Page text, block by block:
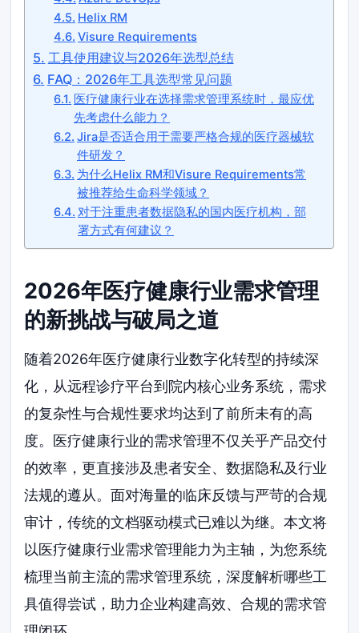
Helix RM
Visure Requirements
工具使用建议与2026年选型总结
FAQ：2026年工具选型常见问题
医疗健康行业在选择需求管理系统时，最应优
先考虑什么能力？
Jira是否适合用于需要严格合规的医疗器械软
件研发？
为什么Helix RM和Visure Requirements常
被推荐给生命科学领域？
对于注重患者数据隐私的国内医疗机构，部
署方式有何建议？
2026年医疗健康行业需求管理
的新挑战与破局之道
随着2026年医疗健康行业数字化转型的持续深
化，从远程诊疗平台到院内核心业务系统，需求
的复杂性与合规性要求均达到了前所未有的高
度。医疗健康行业的需求管理不仅关乎产品交付
的效率，更直接涉及患者安全、数据隐私及行业
法规的遵从。面对海量的临床反馈与严苛的合规
审计，传统的文档驱动模式已难以为继。本文将
以医疗健康行业需求管理能力为主轴，为您系统
梳理当前主流的需求管理系统，深度解析哪些工
具值得尝试，助力企业构建高效、合规的需求管